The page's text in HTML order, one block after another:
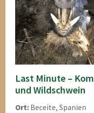
Last Minute –
und Wildschwein
Ort: Beceite, Spanien